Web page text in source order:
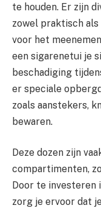
te houden. Er zijn
zowel praktisch
voor het
een sigarenetui je
beschadiging
er speciale
zoals aanstekers,
bewaren.
Deze dozen zijn
compartimenten,
Door te investeren
zorg je ervoor dat